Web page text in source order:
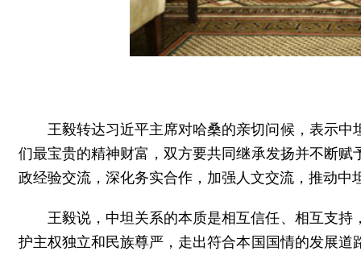
王毅转达习近平主席对哈桑的亲切问候，表示
们最宝贵的精神财富，双方要共同继承发扬并不断
政经验交流，深化务实合作，加强人文交流，推动
王毅说，中坦关系的本质是相互信任、相互支
护主权独立和民族尊严，走出符合本国国情的发展